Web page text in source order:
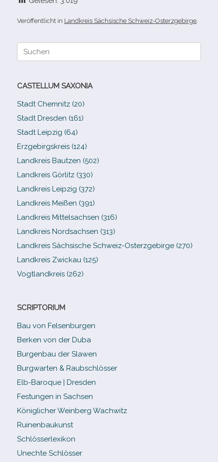
Veröffentlicht in Landkreis Sächsische Schweiz-Osterzgebirge
Suche
CASTELLUM SAXONIA
Stadt Chemnitz (20)
Stadt Dresden (161)
Stadt Leipzig (64)
Erzgebirgskreis (124)
Landkreis Bautzen (502)
Landkreis Görlitz (330)
Landkreis Leipzig (372)
Landkreis Meißen (391)
Landkreis Mittelsachsen (316)
Landkreis Nordsachsen (313)
Landkreis Sächsische Schweiz-​Osterzgebirge (270)
Landkreis Zwickau (125)
Vogtlandkreis (262)
SCRIPTORIUM
Bau von Felsenburgen
Berken von der Duba
Burgenbau der Slawen
Burgwarten & Raubschlösser
Elb-​Baroque | Dresden
Festungen in Sachsen
Königlicher Weinberg Wachwitz
Ruinenbaukunst
Schlösserlexikon
Unechte Schlösser